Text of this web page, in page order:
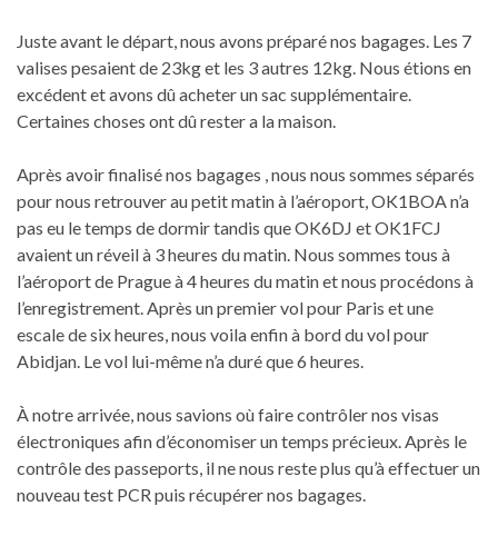
Juste avant le départ, nous avons préparé nos bagages. Les 7
valises pesaient de 23kg et les 3 autres 12kg. Nous étions en
excédent et avons dû acheter un sac supplémentaire.
Certaines choses ont dû rester a la maison.
Après avoir finalisé nos bagages , nous nous sommes séparés
pour nous retrouver au petit matin à l’aéroport, OK1BOA n’a
pas eu le temps de dormir tandis que OK6DJ et OK1FCJ
avaient un réveil à 3 heures du matin. Nous sommes tous à
l’aéroport de Prague à 4 heures du matin et nous procédons à
l’enregistrement. Après un premier vol pour Paris et une
escale de six heures, nous voila enfin à bord du vol pour
Abidjan. Le vol lui-même n’a duré que 6 heures.
À notre arrivée, nous savions où faire contrôler nos visas
électroniques afin d’économiser un temps précieux. Après le
contrôle des passeports, il ne nous reste plus qu’à effectuer un
nouveau test PCR puis récupérer nos bagages.